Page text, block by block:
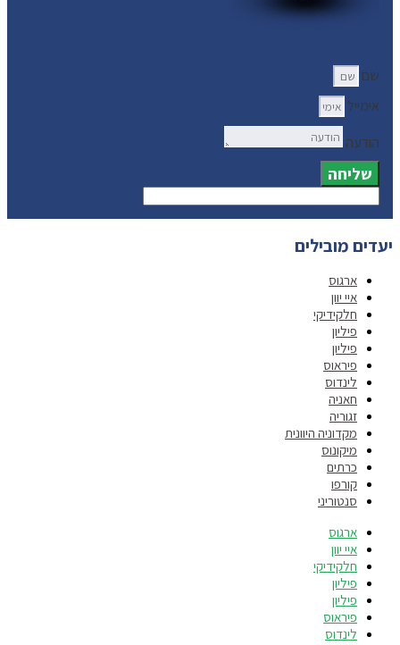
שם
אימייל
הודעה
שליחה
יעדים מובילים
ארגוס
איי יוון
חלקידיקי
פיליון
פיליון
פיראוס
לינדוס
חאניה
זגוריה
מקדוניה היוונית
מיקונוס
כרתים
קורפו
סנטוריני
ארגוס
איי יוון
חלקידיקי
פיליון
פיליון
פיראוס
לינדוס